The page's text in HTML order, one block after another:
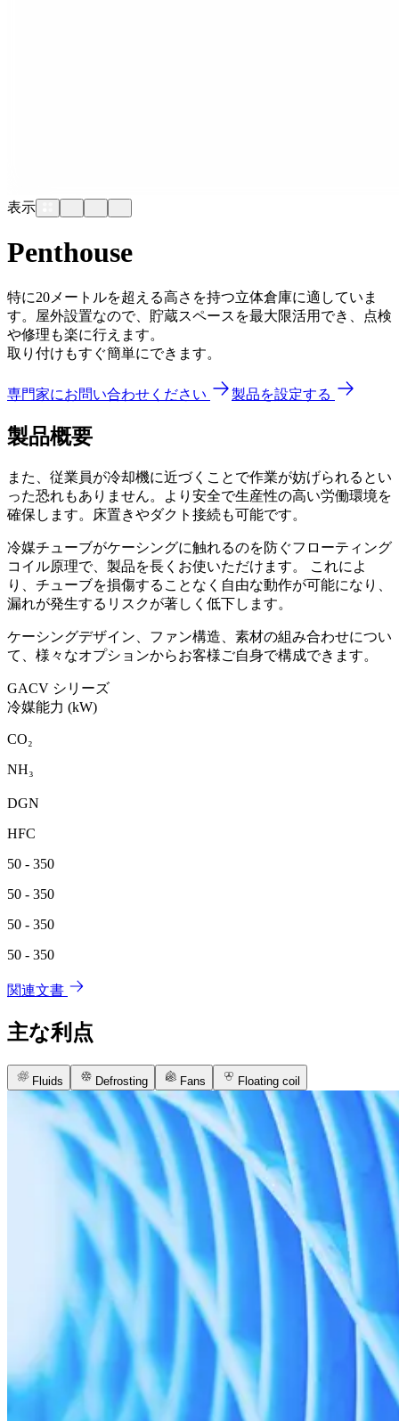
表示
Penthouse
特に20メートルを超える高さを持つ立体倉庫に適していま
す。屋外設置なので、貯蔵スペースを最大限活用でき、点検
や修理も楽に行えます。
取り付けもすぐ簡単にできます。
専門家にお問い合わせください 製品を設定する
製品概要
また、従業員が冷却機に近づくことで作業が妨げられるとい
った恐れもありません。より安全で生産性の高い労働環境を
確保します。床置きやダクト接続も可能です。
冷媒チューブがケーシングに触れるのを防ぐフローティング
コイル原理で、製品を長くお使いただけます。 これによ
り、チューブを損傷することなく自由な動作が可能になり、
漏れが発生するリスクが著しく低下します。
ケーシングデザイン、ファン構造、素材の組み合わせについ
て、様々なオプションからお客様ご自身で構成できます。
GACV シリーズ
冷媒能力 (kW)
CO₂
NH₃
DGN
HFC
50 - 350
50 - 350
50 - 350
50 - 350
関連文書
主な利点
Fluids Defrosting Fans Floating coil